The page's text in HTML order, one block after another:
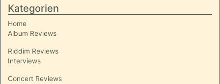
Kategorien
Home
Album Reviews
Riddim Reviews
Interviews
Concert Reviews